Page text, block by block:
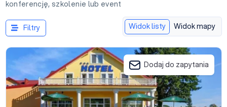
konferencję, szkolenie lub event
Filtry Widok listy Widok mapy
Chabrowy Domek
Dodaj do zapytania